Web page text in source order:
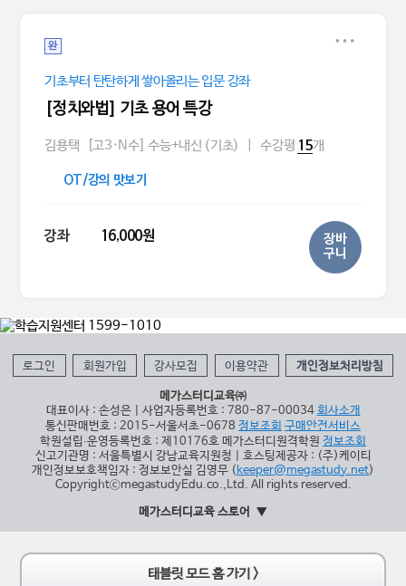
완
기초부터 탄탄하게 쌓아올리는 입문 강좌
[정치와법] 기초 용어 특강
김용택 [고3·N수] 수능+내신 (기초) 수강평 15개
OT/강의 맛보기
강좌 16,000원
장바
구니
로그인 회원가입 강사모집 이용약관 개인정보처리방침
메가스터디교육㈜
대표이사 : 손성은 | 사업자등록번호 : 780-87-00034 회사소개
통신판매번호 : 2015-서울서초-0678 정보조회 구매안전서비스
학원설립∙운영등록번호 : 제10176호 메가스터디원격학원 정보조회
신고기관명 : 서울특별시 강남교육지원청 | 호스팅제공자 : (주)케이티
개인정보보호책임자 : 정보보안실 김영무 (keeper@megastudy.net)
CopyrightⓒmegastudyEdu.co.,Ltd. All rights reserved.
메가스터디교육 스토어
태블릿 모드 홈 가기 >